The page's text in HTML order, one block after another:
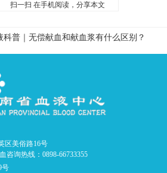
扫一扫 在手机阅读，分享本文
科普｜无偿献血和献血浆有什么区别？
区美俗路16号
咨询热线：0898-66733355
号